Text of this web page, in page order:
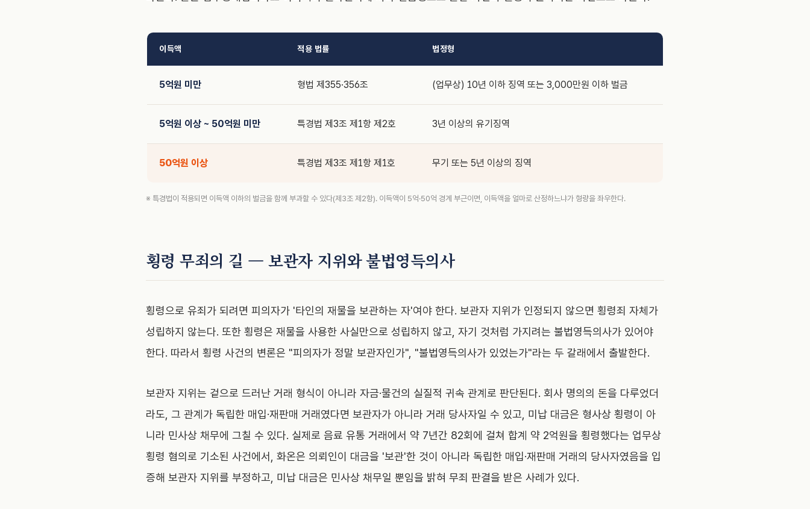
이득액 적용 법률 법정형
5억원 미만 형법 제355·356조 (업무상) 10년 이하 징역 또는 3,000만원 이하 벌금
5억원 이상 ~ 50억원 미만 특경법 제3조 제1항 제2호 3년 이상의 유기징역
50억원 이상 특경법 제3조 제1항 제1호 무기 또는 5년 이상의 징역
※ 특경법이 적용되면 이득액 이하의 벌금을 함께 부과할 수 있다(제3조 제2항). 이득액이 5억·50억 경계 부근이면, 이득액을 얼마로 산정하느냐가 형량을 좌우한다.
횡령 무죄의 길 — 보관자 지위와 불법영득의사
횡령으로 유죄가 되려면 피의자가 '타인의 재물을 보관하는 자'여야 한다. 보관자 지위가 인정되지 않으면 횡령죄 자체가
성립하지 않는다. 또한 횡령은 재물을 사용한 사실만으로 성립하지 않고, 자기 것처럼 가지려는 불법영득의사가 있어야
한다. 따라서 횡령 사건의 변론은 "피의자가 정말 보관자인가", "불법영득의사가 있었는가"라는 두 갈래에서 출발한다.
보관자 지위는 겉으로 드러난 거래 형식이 아니라 자금·물건의 실질적 귀속 관계로 판단된다. 회사 명의의 돈을 다루었더
라도, 그 관계가 독립한 매입·재판매 거래였다면 보관자가 아니라 거래 당사자일 수 있고, 미납 대금은 형사상 횡령이 아
니라 민사상 채무에 그칠 수 있다. 실제로 음료 유통 거래에서 약 7년간 82회에 걸쳐 합계 약 2억원을 횡령했다는 업무상
횡령 혐의로 기소된 사건에서, 화온은 의뢰인이 대금을 '보관'한 것이 아니라 독립한 매입·재판매 거래의 당사자였음을 입
증해 보관자 지위를 부정하고, 미납 대금은 민사상 채무일 뿐임을 밝혀 무죄 판결을 받은 사례가 있다.